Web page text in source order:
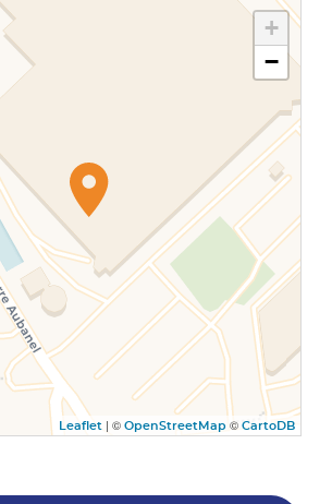
+
−
Leaflet | © OpenStreetMap © CartoDB